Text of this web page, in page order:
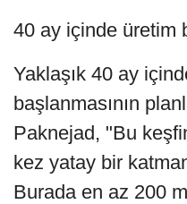
40 ay içinde üretim
Yaklaşık 40 ay
başlanmasının
Paknejad, "Bu
kez yatay bir
Burada en az 200